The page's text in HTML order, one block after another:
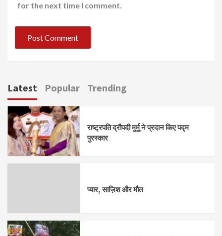
for the next time I comment.
Latest Popular Trending
राष्ट्रपति द्रौपदी मुर्मु ने प्रदान किए पद्म
पुरस्कार
प्यार, साज़िश और मौत